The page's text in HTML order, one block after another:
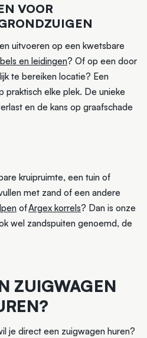
VOOR
uitvoeren op een kwetsbare
en leidingen? Of op een door
te bereiken locatie? Een
praktisch elke plek. De unieke
en de kans op graafschade
kruipruimte, een tuin of
met zand of een andere
ofArgex korrels? Dan is onze
wel zandspuiten genoemd, de
ZUIGWAGEN
je direct een zuigwagen huren?